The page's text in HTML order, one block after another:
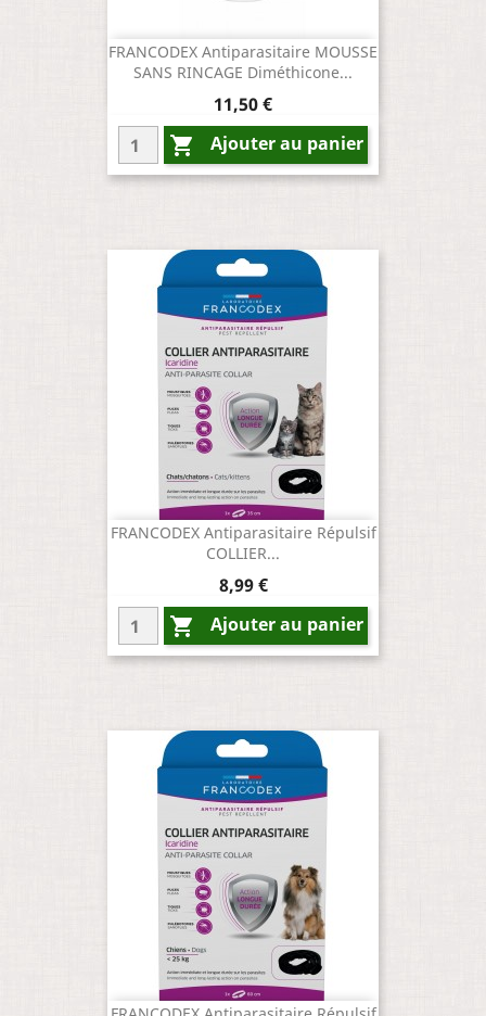
FRANCODEX Antiparasitaire MOUSSE
SANS RINCAGE Diméthicone...
Prix
11,50 €
 Ajouter au panier
FRANCODEX Antiparasitaire Répulsif
COLLIER...
Prix
8,99 €
 Ajouter au panier